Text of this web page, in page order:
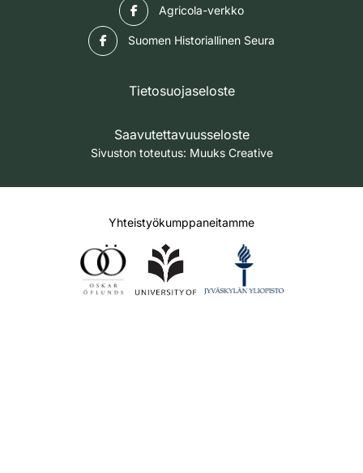
Agricola-verkko
Suomen Historiallinen Seura
Tietosuojaseloste
Saavutettavuusseloste
Sivuston toteutus: Muuks Creative
Yhteistyökumppaneitamme